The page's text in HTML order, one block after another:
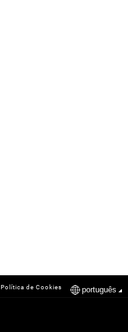
Política de Cookies português